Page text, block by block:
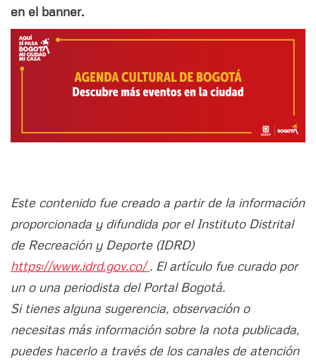
en el banner.
Este contenido fue creado a partir de la información
proporcionada y difundida por el Instituto Distrital
de Recreación y Deporte (IDRD)
https://www.idrd.gov.co/. El artículo fue curado por
un o una periodista del Portal Bogotá.
Si tienes alguna sugerencia, observación o
necesitas más información sobre la nota publicada,
puedes hacerlo a través de los canales de atención